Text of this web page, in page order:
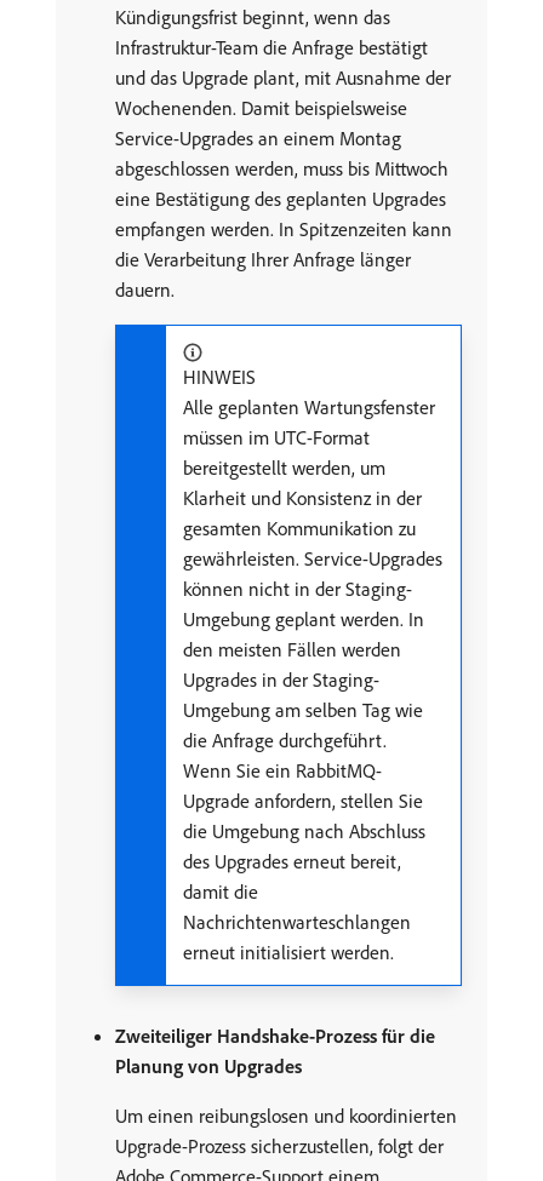
Kündigungsfrist beginnt, wenn das
Infrastruktur-Team die Anfrage bestätigt
und das Upgrade plant, mit Ausnahme der
Wochenenden. Damit beispielsweise
Service-Upgrades an einem Montag
abgeschlossen werden, muss bis Mittwoch
eine Bestätigung des geplanten Upgrades
empfangen werden. In Spitzenzeiten kann
die Verarbeitung Ihrer Anfrage länger
dauern.
HINWEIS
Alle geplanten Wartungsfenster
müssen im UTC-Format
bereitgestellt werden, um
Klarheit und Konsistenz in der
gesamten Kommunikation zu
gewährleisten. Service-Upgrades
können nicht in der Staging-
Umgebung geplant werden. In
den meisten Fällen werden
Upgrades in der Staging-
Umgebung am selben Tag wie
die Anfrage durchgeführt.
Wenn Sie ein RabbitMQ-
Upgrade anfordern, stellen Sie
die Umgebung nach Abschluss
des Upgrades erneut bereit,
damit die
Nachrichtenwarteschlangen
erneut initialisiert werden.
Zweiteiliger Handshake-Prozess für die
Planung von Upgrades
Um einen reibungslosen und koordinierten
Upgrade-Prozess sicherzustellen, folgt der
Adobe Commerce-Support einem